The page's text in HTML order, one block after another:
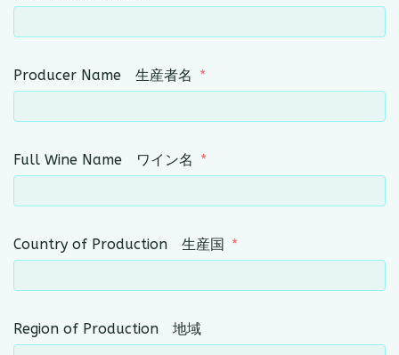
Producer Name 生産者名
Full Wine Name ワイン名
Country of Production 生産国
Region of Production 地域